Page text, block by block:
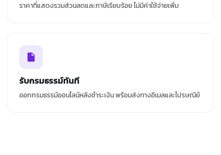
ราคาที่แสดงรวมส่วนลดและภาษีเรียบร้อย ไม่มีค่าใช้จ่ายเพิ่ม
รับกรมธรรม์ทันที
ออกกรมธรรม์ออนไลน์หลังชำระเงิน พร้อมส่งทางอีเมลและไปรษณีย์